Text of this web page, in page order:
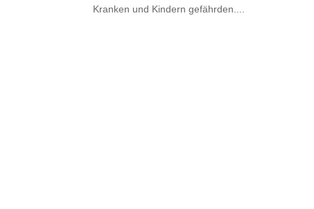
Kranken und Kindern gefährden....